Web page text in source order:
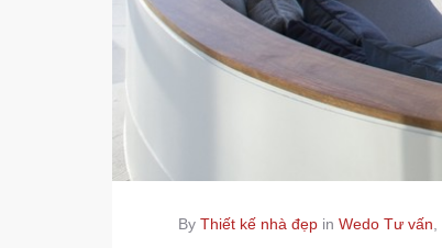
By Thiết kế nhà đẹp in Wedo Tư vấn